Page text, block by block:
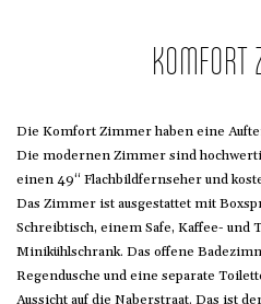
Die Komfort Zimmer haben eine
Die modernen Zimmer sind
einen 49“ Flachbildfernseher und
Das Zimmer ist ausgestattet mit
Schreibtisch, einem Safe, Kaffee- und
Minikühlschrank. Das offene
Regendusche und eine separate
Aussicht auf die Naberstraat. Das ist